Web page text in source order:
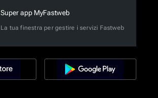
Super app MyFastweb
La tua finestra per gestire i servizi Fastweb